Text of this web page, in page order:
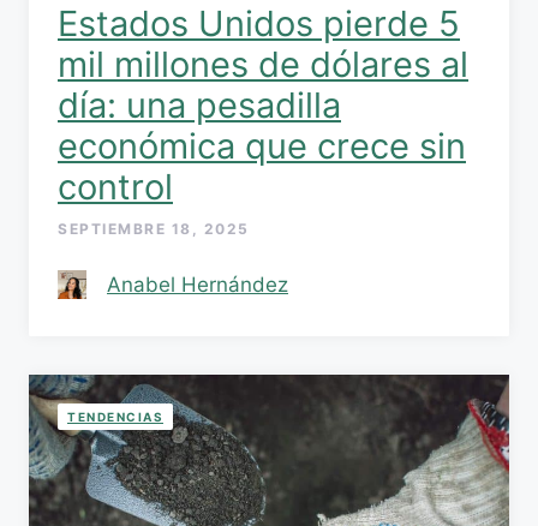
Estados Unidos pierde 5
mil millones de dólares al
día: una pesadilla
económica que crece sin
control
SEPTIEMBRE 18, 2025
Anabel Hernández
TENDENCIAS